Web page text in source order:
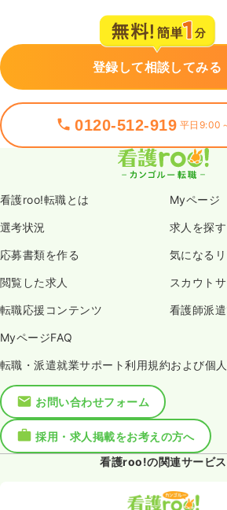
登録して相談してみる
0120-512-919 平日9:00
看護roo!転職とは Myページ
選考状況 求人を探す
応募書類を作る 気になる
閲覧した求人 スカウト
転職応援コンテンツ 看護師派遣
MyページFAQ
転職・派遣就業サポート利用規約および個
お問い合わせフォーム
採用・求人掲載をお考えの方へ
看護roo!の関連サービス